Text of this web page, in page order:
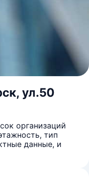
ул.50
организаций
тип
данные, и